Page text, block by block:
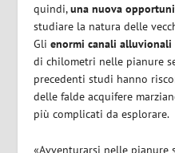
quindi,una nuova
studiare la natura delle
Glienormi canali alluvionali
di chilometri nelle pianure
precedenti studi hanno
delle falde acquifere
più complicati da esplorare.
«Avventurarsi nelle